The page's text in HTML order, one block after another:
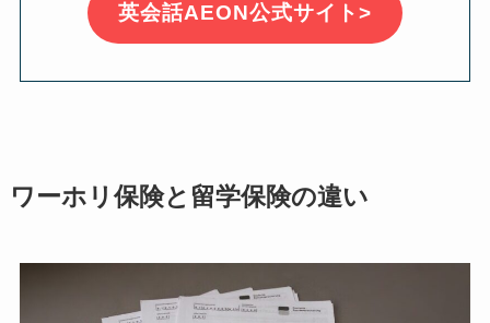
英会話AEON公式サイト>
ワーホリ保険と留学保険の違い